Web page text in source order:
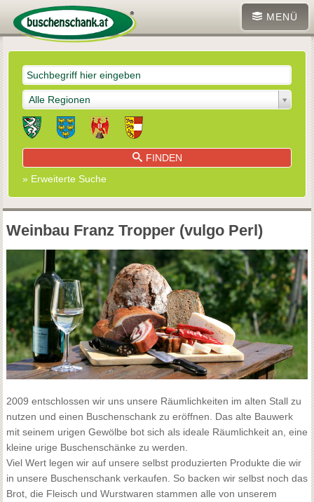
MENÜ
Alle Regionen
FINDEN
» Erweiterte Suche
Weinbau Franz Tropper (vulgo Perl)
2009 entschlossen wir uns unsere Räumlichkeiten im alten Stall zu
nutzen und einen Buschenschank zu eröffnen. Das alte Bauwerk
mit seinem urigen Gewölbe bot sich als ideale Räumlichkeit an, eine
kleine urige Buschenschänke zu werden.
Viel Wert legen wir auf unsere selbst produzierten Produkte die wir
in unsere Buschenschank verkaufen. So backen wir selbst noch das
Brot, die Fleisch und Wurstwaren stammen alle von unserem